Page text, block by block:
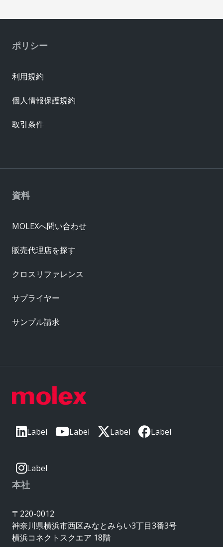
Label Label Label Label
Label
本社
〒220-0012
神奈川県横浜市西区みなとみらい3丁目3番3号
横浜コネクトスクエア 18階
資料
MOLEXへ問い合わせ
販売代理店を探す
クロスリファレンス
サプライヤー
サンプル請求
ポリシー
利用規約
個人情報保護規約
取引条件